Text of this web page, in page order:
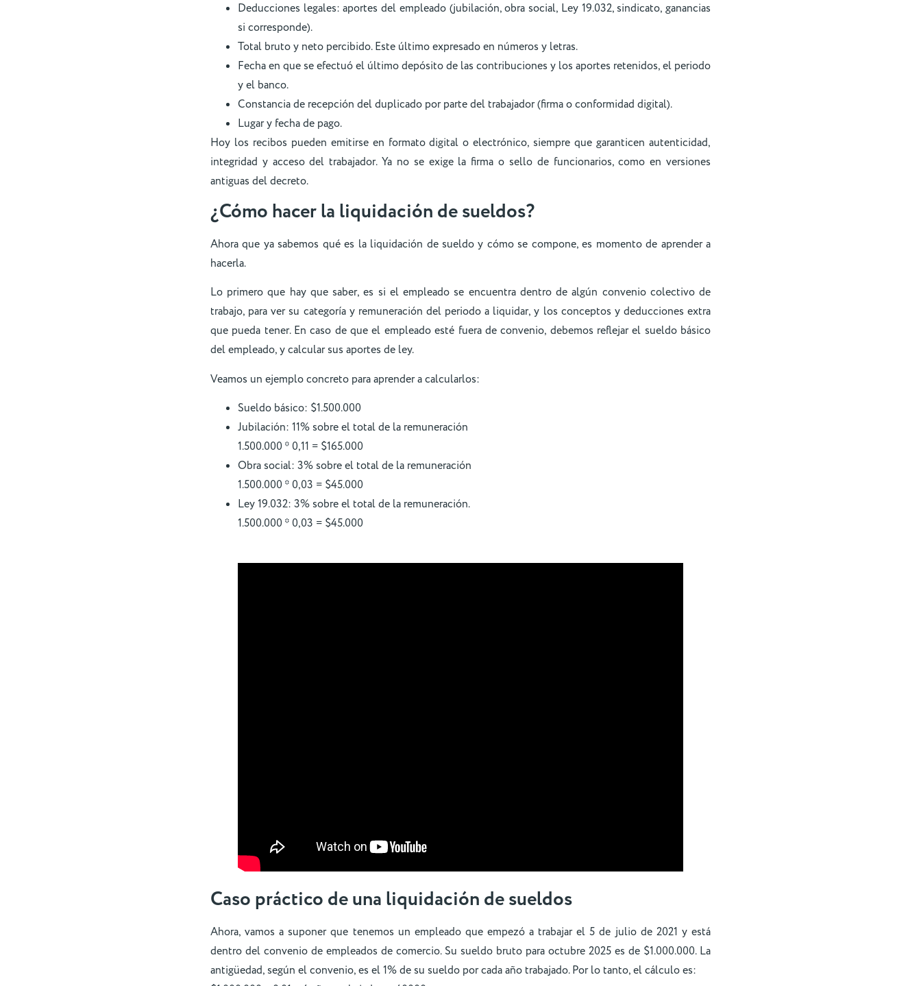
Deducciones legales: aportes del empleado (jubilación, obra social, Ley 19.032, sindicato, ganancias
si corresponde).
Total bruto y neto percibido. Este último expresado en números y letras.
Fecha en que se efectuó el último depósito de las contribuciones y los aportes retenidos, el periodo
y el banco.
Constancia de recepción del duplicado por parte del trabajador (firma o conformidad digital).
Lugar y fecha de pago.
Hoy los recibos pueden emitirse en formato digital o electrónico, siempre que garanticen autenticidad,
integridad y acceso del trabajador. Ya no se exige la firma o sello de funcionarios, como en versiones
antiguas del decreto.
¿Cómo hacer la liquidación de sueldos?
Ahora que ya sabemos qué es la liquidación de sueldo y cómo se compone, es momento de aprender a
hacerla.
Lo primero que hay que saber, es si el empleado se encuentra dentro de algún convenio colectivo de
trabajo, para ver su categoría y remuneración del periodo a liquidar, y los conceptos y deducciones extra
que pueda tener. En caso de que el empleado esté fuera de convenio, debemos reflejar el sueldo básico
del empleado, y calcular sus aportes de ley.
Veamos un ejemplo concreto para aprender a calcularlos:
Sueldo básico: $1.500.000
Jubilación: 11% sobre el total de la remuneración
1.500.000 * 0,11 = $165.000
Obra social: 3% sobre el total de la remuneración
1.500.000 * 0,03 = $45.000
Ley 19.032: 3% sobre el total de la remuneración.
1.500.000 * 0,03 = $45.000
Caso práctico de una liquidación de sueldos
Ahora, vamos a suponer que tenemos un empleado que empezó a trabajar el 5 de julio de 2021 y está
dentro del convenio de empleados de comercio. Su sueldo bruto para octubre 2025 es de $1.000.000. La
antigüedad, según el convenio, es el 1% de su sueldo por cada año trabajado. Por lo tanto, el cálculo es: